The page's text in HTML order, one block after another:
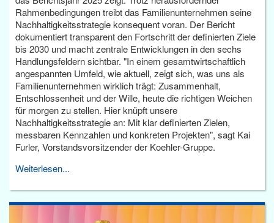
Rahmenbedingungen treibt das Familienunternehmen seine
Nachhaltigkeitsstrategie konsequent voran. Der Bericht
dokumentiert transparent den Fortschritt der definierten Ziele
bis 2030 und macht zentrale Entwicklungen in den sechs
Handlungsfeldern sichtbar. "In einem gesamtwirtschaftlich
angespannten Umfeld, wie aktuell, zeigt sich, was uns als
Familienunternehmen wirklich trägt: Zusammenhalt,
Entschlossenheit und der Wille, heute die richtigen Weichen
für morgen zu stellen. Hier knüpft unsere
Nachhaltigkeitsstrategie an: Mit klar definierten Zielen,
messbaren Kennzahlen und konkreten Projekten", sagt Kai
Furler, Vorstandsvorsitzender der Koehler-Gruppe.
Weiterlesen...